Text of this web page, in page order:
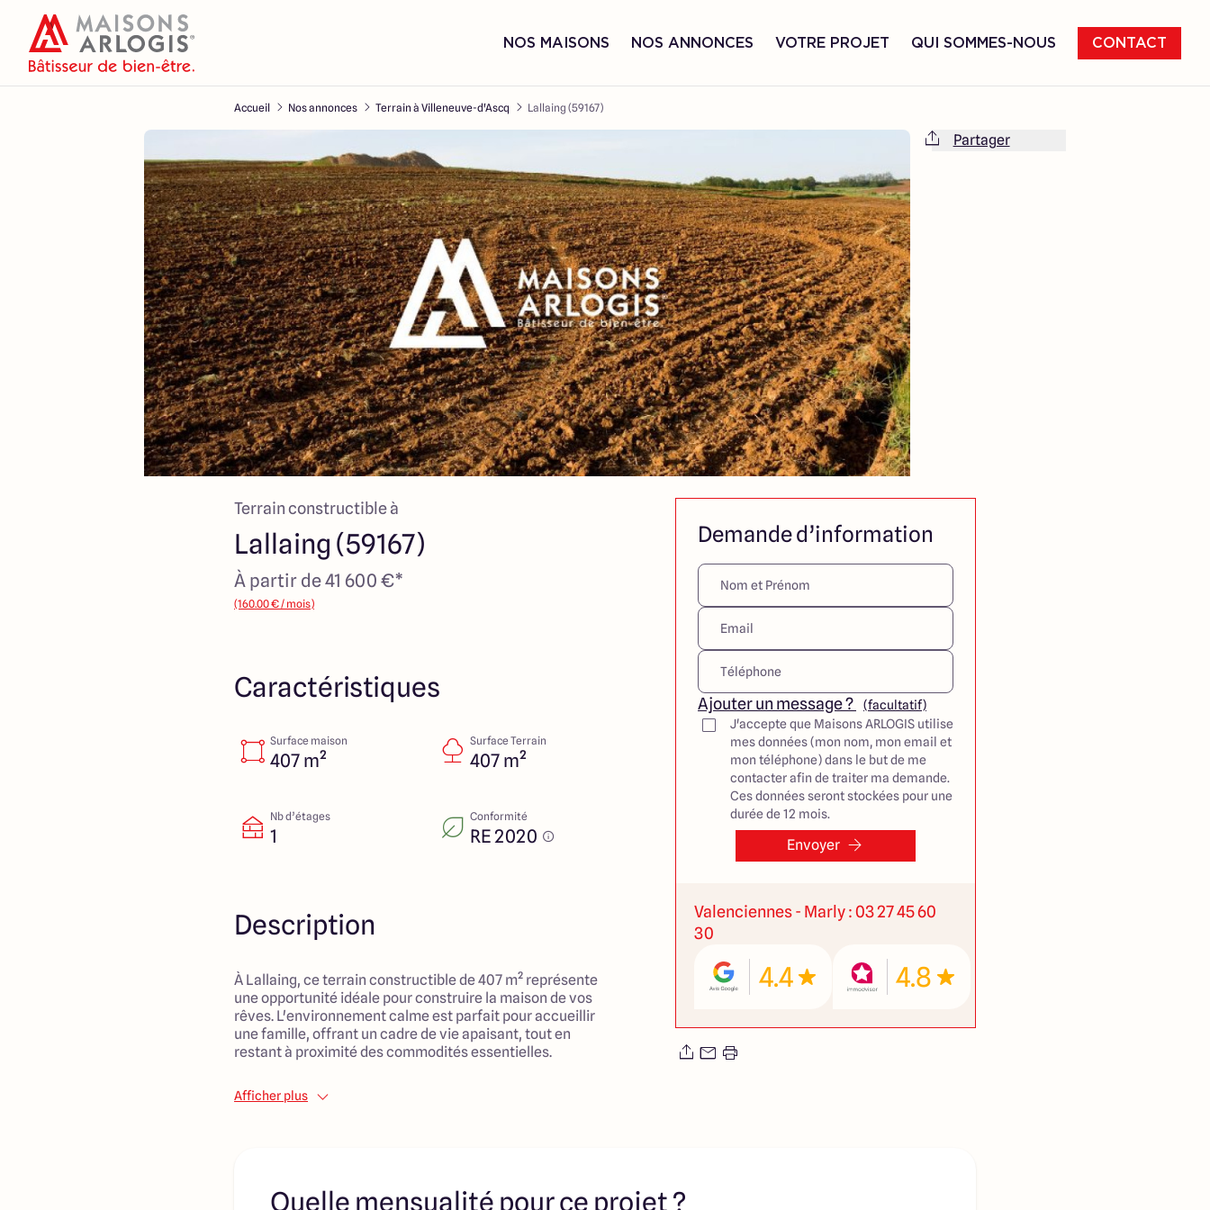
NOS MAISONS NOS ANNONCES VOTRE PROJET QUI SOMMES-NOUS CONTACT
Accueil Nos annonces Terrain à Villeneuve-d'Ascq Lallaing (59167)
Partager
Terrain constructible à
Lallaing (59167)
À partir de 41 600 €*
(160.00 € / mois)
Caractéristiques
Surface maison
407 m²
Surface Terrain
407 m²
Nb d’étages
1
Conformité
RE 2020
Description
À Lallaing, ce terrain constructible de 407 m² représente
une opportunité idéale pour construire la maison de vos
rêves. L'environnement calme est parfait pour accueillir
une famille, offrant un cadre de vie apaisant, tout en
restant à proximité des commodités essentielles.
Les familles apprécieront notamment la proximité avec
des établissements tels que les écoles primaires et les
de votre projet de construction, offrant une belle
Afficher plus
Demande d’information
Ajouter un message ?
(facultatif)
J'accepte que Maisons ARLOGIS utilise
mes données (mon nom, mon email et
mon téléphone) dans le but de me
contacter afin de traiter ma demande.
Ces données seront stockées pour une
durée de 12 mois.
Envoyer
Valenciennes - Marly : 03 27 45 60
30
4.4 4.8
Quelle mensualité pour ce projet ?